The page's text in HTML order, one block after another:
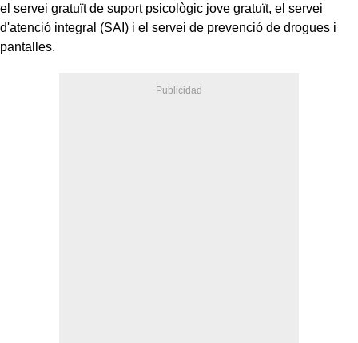
el servei gratuït de suport psicològic jove gratuït, el servei
d'atenció integral (SAI) i el servei de prevenció de drogues i
pantalles.